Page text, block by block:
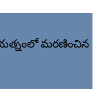
మరణించిన